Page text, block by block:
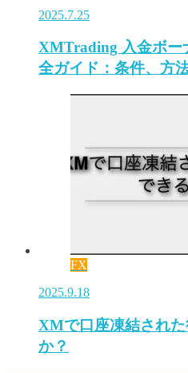
2025.7.25
XMTrading 入金ボー
全ガイド：条件、方
FX
2025.9.18
XMで口座凍結され
か？